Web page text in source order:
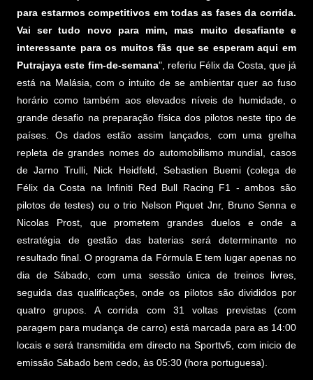
para estarmos competitivos em todas as fases da corrida.
Vai ser tudo novo para mim, mas muito desafiante e
interessante para os muitos fãs que se esperam aqui em
Putrajaya este fim-de-semana", referiu Félix da Costa, que já
está na Malásia, com o intuito de se ambientar quer ao fuso
horário como também aos elevados níveis de humidade, o
grande desafio na preparação física dos pilotos neste tipo de
países. Os dados estão assim lançados, com uma grelha
repleta de grandes nomes do automobilismo mundial, casos
de Jarno Trulli, Nick Heidfeld, Sebastien Buemi (colega de
Félix da Costa na Infiniti Red Bull Racing F1 - ambos são
pilotos de testes) ou o trio Nelson Piquet Jnr, Bruno Senna e
Nicolas Prost, que prometem grandes duelos e onde a
estratégia de gestão das baterias será determinante no
resultado final. O programa da Fórmula E tem lugar apenas no
dia de Sábado, com uma sessão única de treinos livres,
seguida das qualificações, onde os pilotos são divididos por
quatro grupos. A corrida com 31 voltas previstas (com
paragem para mudança de carro) está marcada para as 14:00
locais e será transmitida em directo na Sporttv5, com inicio de
emissão Sábado bem cedo, às 05:30 (hora portuguesa).